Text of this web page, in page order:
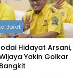
Barat
Hidayat Arsani,
Yakin Golkar